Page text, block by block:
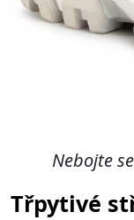
Nebojte
Třpytivé